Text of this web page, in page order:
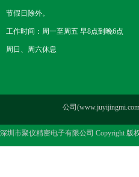
节假日除外。
工作时间：周一至周五 早8点到晚6点
周日、周六休息
公司
深圳市聚仪精密电子有限公司 Copyright 版